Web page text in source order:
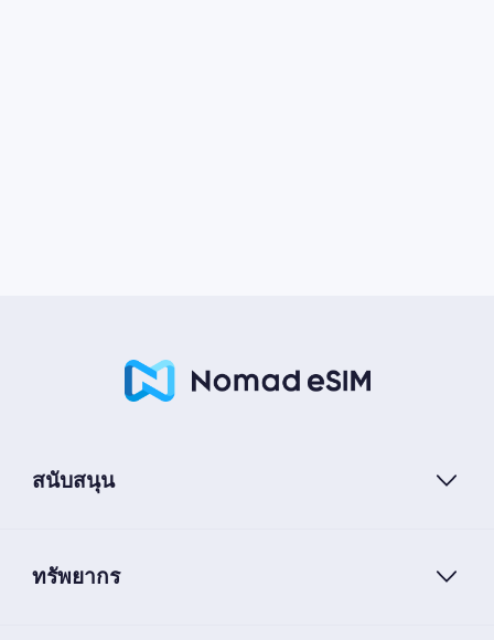
สนับสนุน
ทรัพยากร